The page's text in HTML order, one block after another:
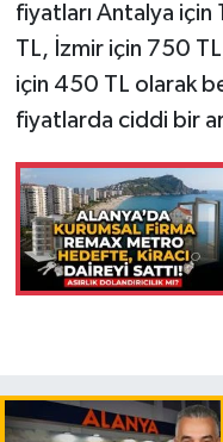
fiyatları Antalya
TL, İzmir için 750
için 450 TL olarak
fiyatlarda ciddi bir